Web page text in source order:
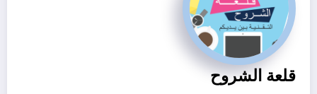
قلعة الشروح